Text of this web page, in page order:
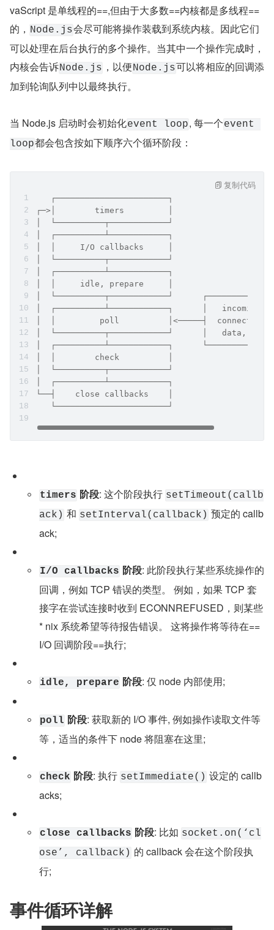
vaScript 是单线程的==,但由于大多数==内核都是多线程==
的， Node.js会尽可能将操作装载到系统内核。因此它们
可以处理在后台执行的多个操作。当其中一个操作完成时，
内核会告诉Node.js ，以便Node.js可以将相应的回调添
加到轮询队列中以最终执行。
当 Node.js 启动时会初始化event loop, 每一个event
loop都会包含按如下顺序六个循环阶段：
   ┌───────────────────────┐
┌─>│        timers         │
│  └──────────┬────────────┘
│  ┌──────────┴────────────┐
│  │     I/O callbacks     │
│  └──────────┬────────────┘
│  ┌──────────┴────────────┐
│  │     idle, prepare     │
│  └──────────┬────────────┘
│  ┌──────────┴────────────┐      │   incoming:
│  │         poll          │<─────┤
│  └──────────┬────────────┘      │   data,
│  ┌──────────┴────────────┐
│  │        check          │
│  └──────────┬────────────┘
│  ┌──────────┴────────────┐
└──┤    close callbacks    │
   └───────────────────────┘
复制代码
timers 阶段: 这个阶段执行 setTimeout(callb
ack) 和 setInterval(callback) 预定的 callb
ack;
I/O callbacks 阶段: 此阶段执行某些系统操作的
回调，例如 TCP 错误的类型。 例如，如果 TCP 套
接字在尝试连接时收到 ECONNREFUSED，则某些
* nix 系统希望等待报告错误。 这将操作将等待在==
I/O 回调阶段==执行;
idle, prepare 阶段: 仅 node 内部使用;
poll 阶段: 获取新的 I/O 事件, 例如操作读取文件等
等，适当的条件下 node 将阻塞在这里;
check 阶段: 执行 setImmediate() 设定的 callb
acks;
close callbacks 阶段: 比如 socket.on(‘cl
ose’, callback) 的 callback 会在这个阶段执
行;
事件循环详解